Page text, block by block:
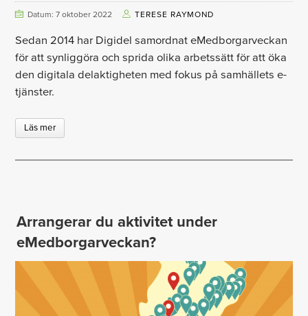
Datum: 7 oktober 2022 TERESE RAYMOND
Sedan 2014 har Digidel samordnat eMedborgarveckan
för att synliggöra och sprida olika arbetssätt för att öka
den digitala delaktigheten med fokus på samhällets e-
tjänster.
Läs mer
Arrangerar du aktivitet under
eMedborgarveckan?